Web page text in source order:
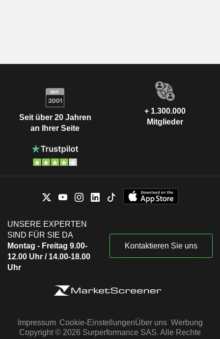
Seit über 20 Jahren
an Ihrer Seite
+ 1.300.000
Mitglieder
UNSERE EXPERTEN
SIND FÜR SIE DA
Montag - Freitag 9.00-
12.00 Uhr / 14.00-18.00
Uhr
Kontaktieren Sie uns
Impressum Cookie-EinstellungenÜber uns Werbung
Copyright © 2026 Surperformance SAS. Alle Rechte